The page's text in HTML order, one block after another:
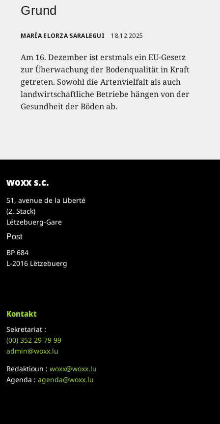
Grund
MARÍA ELORZA SARALEGUI 18.12.2025
Am 16. Dezember ist erstmals ein EU-Gesetz
zur Überwachung der Bodenqualität in Kraft
getreten. Sowohl die Artenvielfalt als auch
landwirtschaftliche Betriebe hängen von der
Gesundheit der Böden ab.
woxx s.c.
51, avenue de la Liberté
(2. Stack)
Lëtzebuerg-Gare
Post
BP 684
L-2016 Lëtzebuerg
Kontakt
Sekretariat :
(00)352 29 79 99
admin@woxx.lu
Redaktioun :woxx@woxx.lu
Agenda :agenda@woxx.lu